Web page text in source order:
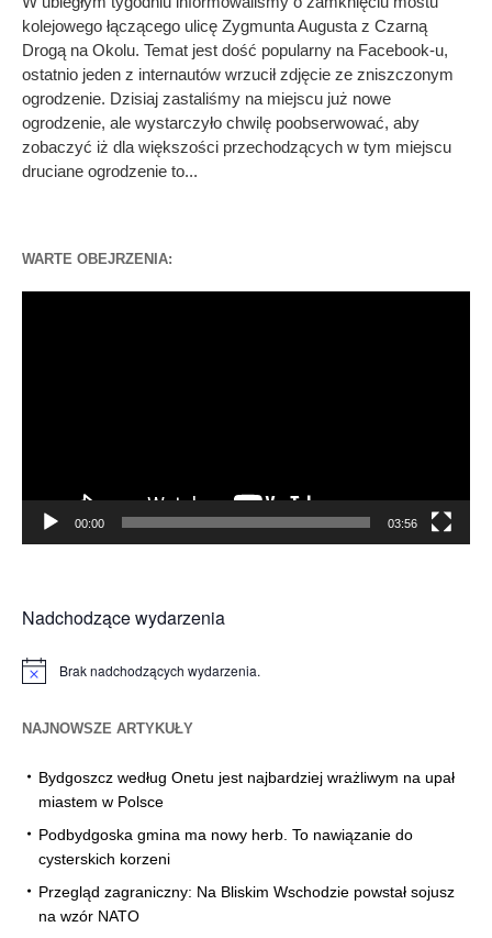
kolejowego łączącego ulicę Zygmunta Augusta z Czarną
Drogą na Okolu. Temat jest dość popularny na Facebook-u,
ostatnio jeden z internautów wrzucił zdjęcie ze zniszczonym
ogrodzenie. Dzisiaj zastaliśmy na miejscu już nowe
ogrodzenie, ale wystarczyło chwilę poobserwować, aby
zobaczyć iż dla większości przechodzących w tym miejscu
druciane ogrodzenie to...
WARTE OBEJRZENIA:
00:00 03:56
Nadchodzące wydarzenia
Powiadomienie
Brak nadchodzących wydarzenia.
NAJNOWSZE ARTYKUŁY
Bydgoszcz według Onetu jest najbardziej wrażliwym na upał
miastem w Polsce
Podbydgoska gmina ma nowy herb. To nawiązanie do
cysterskich korzeni
Przegląd zagraniczny: Na Bliskim Wschodzie powstał sojusz
na wzór NATO